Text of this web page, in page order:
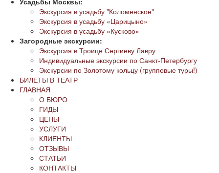
Экскурсия в усадьбу "Коломенское"
Экскурсия в усадьбу «Царицыно»
Экскурсия в усадьбу «Кусково»
Загородные экскурсии:
Экскурсия в Троице Сергиеву Лавру
Индивидуальные экскурсии по Санкт-Петербургу
Экскурсии по Золотому кольцу (групповые туры!)
БИЛЕТЫ В ТЕАТР
ГЛАВНАЯ
О БЮРО
ГИДЫ
ЦЕНЫ
УСЛУГИ
КЛИЕНТЫ
ОТЗЫВЫ
СТАТЬИ
КОНТАКТЫ